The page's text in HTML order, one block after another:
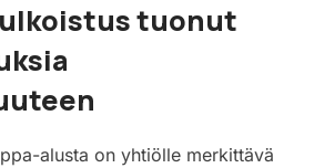
tuonut
alusta on yhtiölle merkittävä